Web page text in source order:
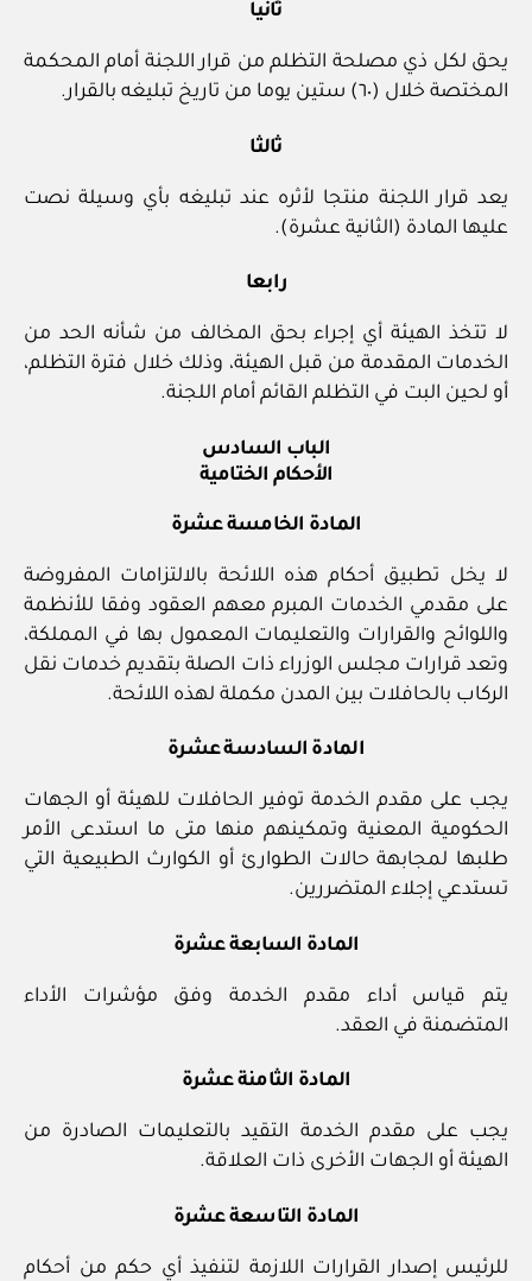
ثانيا
يحق لكل ذي مصلحة التظلم من قرار اللجنة أمام المحكمة
المختصة خلال (٦٠) ستين يوما من تاريخ تبليغه بالقرار.
ثالثا
يعد قرار اللجنة منتجا لأثره عند تبليغه بأي وسيلة نصت
عليها المادة (الثانية عشرة).
رابعا
لا تتخذ الهيئة أي إجراء بحق المخالف من شأنه الحد من
الخدمات المقدمة من قبل الهيئة، وذلك خلال فترة التظلم،
أو لحين البت في التظلم القائم أمام اللجنة.
الباب السادس
الأحكام الختامية
المادة الخامسة عشرة
لا يخل تطبيق أحكام هذه اللائحة بالالتزامات المفروضة
على مقدمي الخدمات المبرم معهم العقود وفقا للأنظمة
واللوائح والقرارات والتعليمات المعمول بها في المملكة،
وتعد قرارات مجلس الوزراء ذات الصلة بتقديم خدمات نقل
الركاب بالحافلات بين المدن مكملة لهذه اللائحة.
المادة السادسة عشرة
يجب على مقدم الخدمة توفير الحافلات للهيئة أو الجهات
الحكومية المعنية وتمكينهم منها متى ما استدعى الأمر
طلبها لمجابهة حالات الطوارئ أو الكوارث الطبيعية التي
تستدعي إجلاء المتضررين.
المادة السابعة عشرة
يتم قياس أداء مقدم الخدمة وفق مؤشرات الأداء
المتضمنة في العقد.
المادة الثامنة عشرة
يجب على مقدم الخدمة التقيد بالتعليمات الصادرة من
الهيئة أو الجهات الأخرى ذات العلاقة.
المادة التاسعة عشرة
للرئيس إصدار القرارات اللازمة لتنفيذ أي حكم من أحكام